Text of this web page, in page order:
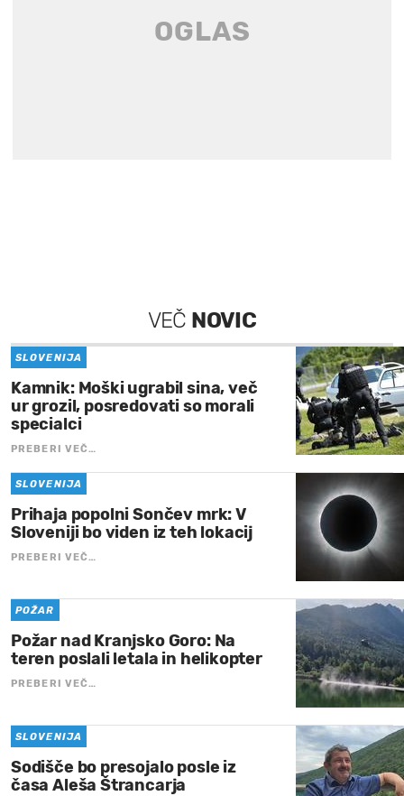
VEČ NOVIC
SLOVENIJA
Kamnik: Moški ugrabil sina, več
ur grozil, posredovati so morali
specialci
PREBERI VEČ…
SLOVENIJA
Prihaja popolni Sončev mrk: V
Sloveniji bo viden iz teh lokacij
PREBERI VEČ…
POŽAR
Požar nad Kranjsko Goro: Na
teren poslali letala in helikopter
PREBERI VEČ…
SLOVENIJA
Sodišče bo presojalo posle iz
časa Aleša Štrancarja